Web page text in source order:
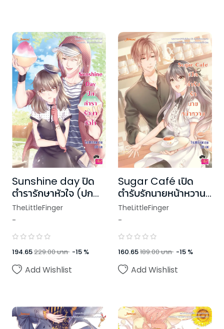
Sunshine day ปิด
ตำรารักษาหัวใจ (ปก
ใหม่)
TheLittleFinger
-
194.65229.00บาท -15 %
Add Wishlist
Sugar Café เปิด
ตำรับรักนายหน้าหวาน
(ปกใหม่)
TheLittleFinger
-
160.65189.00บาท -15 %
Add Wishlist